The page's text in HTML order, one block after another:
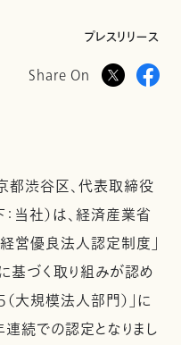
プレスリリース
Share On
都渋谷区、代表取締役
当社）は、経済産業省
営優良法人認定制度」
基づく取り組みが認め
大規模法人部門）」に
連続での認定となりまし